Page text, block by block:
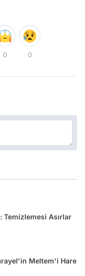
0 0
Temizlemesi Asırlar
Meltem'i Hare